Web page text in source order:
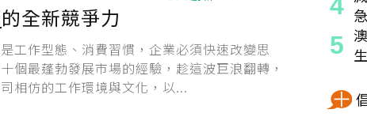
的全新競爭力
工作型態、消費習慣，企業必須快速改變思
個最蓬勃發展市場的經驗，趁這波巨浪翻轉，
相仿的工作環境與文化，以...